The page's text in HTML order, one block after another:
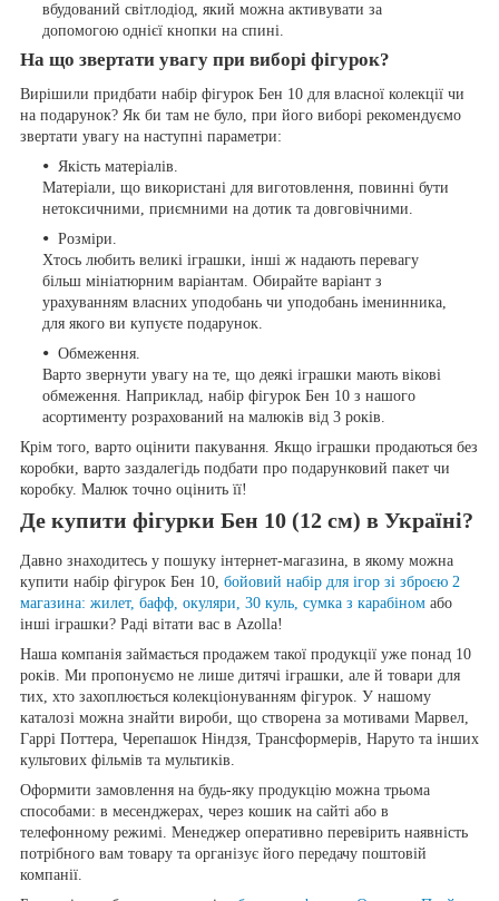
вбудований світлодіод, який можна активувати за
допомогою однієї кнопки на спині.
На що звертати увагу при виборі фігурок?
Вирішили придбати набір фігурок Бен 10 для власної колекції чи
на подарунок? Як би там не було, при його виборі рекомендуємо
звертати увагу на наступні параметри:
Якість матеріалів.
Матеріали, що використані для виготовлення, повинні бути
нетоксичними, приємними на дотик та довговічними.
Розміри.
Хтось любить великі іграшки, інші ж надають перевагу
більш мініатюрним варіантам. Обирайте варіант з
урахуванням власних уподобань чи уподобань іменинника,
для якого ви купуєте подарунок.
Обмеження.
Варто звернути увагу на те, що деякі іграшки мають вікові
обмеження. Наприклад, набір фігурок Бен 10 з нашого
асортименту розрахований на малюків від 3 років.
Крім того, варто оцінити пакування. Якщо іграшки продаються без
коробки, варто заздалегідь подбати про подарунковий пакет чи
коробку. Малюк точно оцінить її!
Де купити фігурки Бен 10 (12 см) в Україні?
Давно знаходитесь у пошуку інтернет-магазина, в якому можна
купити набір фігурок Бен 10, бойовий набір для ігор зі зброєю 2
магазина: жилет, бафф, окуляри, 30 куль, сумка з карабіном або
інші іграшки? Раді вітати вас в Azolla!
Наша компанія займається продажем такої продукції уже понад 10
років. Ми пропонуємо не лише дитячі іграшки, але й товари для
тих, хто захоплюється колекціонуванням фігурок. У нашому
каталозі можна знайти вироби, що створена за мотивами Марвел,
Гаррі Поттера, Черепашок Ніндзя, Трансформерів, Наруто та інших
культових фільмів та мультиків.
Оформити замовлення на будь-яку продукцію можна трьома
способами: в месенджерах, через кошик на сайті або в
телефонному режимі. Менеджер оперативно перевірить наявність
потрібного вам товару та організує його передачу поштовій
компанії.